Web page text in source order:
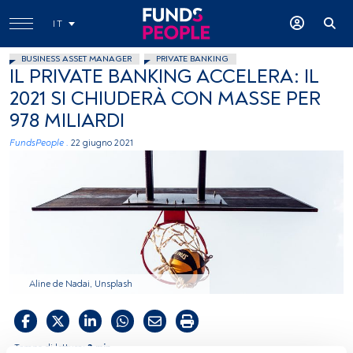
IT
BUSINESS ASSET MANAGER PRIVATE BANKING
IL PRIVATE BANKING ACCELERA: IL
2021 SI CHIUDERÀ CON MASSE PER
978 MILIARDI
FundsPeople . 22 giugno 2021
Aline de Nadai, Unsplash
Tempo di lettura: 3 min.